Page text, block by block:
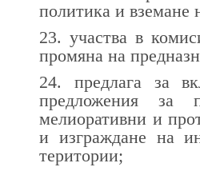
политика и вземане
23. участва в
промяна на
24. предлага за
предложения за
мелиоративни и
и изграждане на
територии;